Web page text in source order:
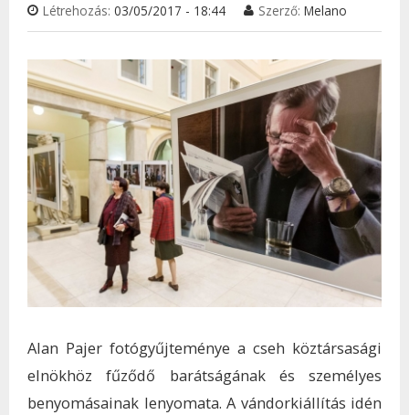
Létrehozás: 03/05/2017 - 18:44 Szerző: Melano
Alan Pajer fotógyűjteménye a cseh köztársasági
elnökhöz fűződő barátságának és személyes
benyomásainak lenyomata. A vándorkiállítás idén